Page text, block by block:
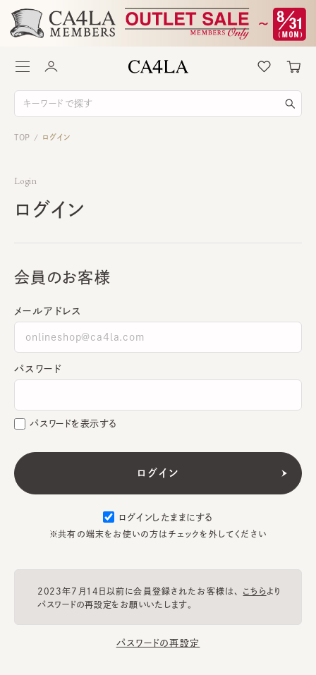
TOP / ログイン
Login
ログイン
会員のお客様
メールアドレス
パスワード
パスワードを表示する
ログインしたままにする
※共有の端末をお使いの方はチェックを外してください
2023年7月14日以前に会員登録されたお客様は、 こちらより
パスワードの再設定をお願いいたします。
パスワードの再設定